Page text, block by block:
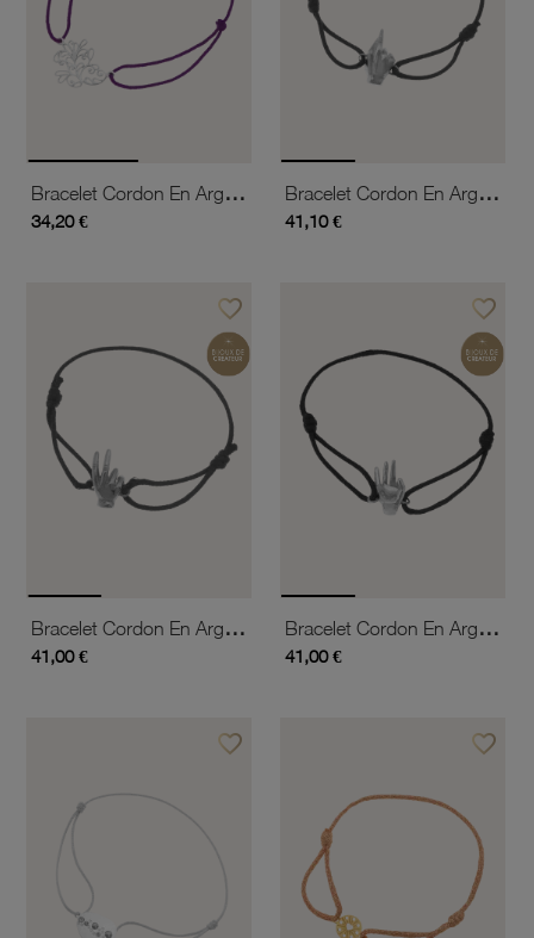
Bracelet Cordon En Argent Rhodié
34,20 €
Bracelet Cordon En Argent Rhodié, Signe De La Chance
41,10 €
favorite_borderAjouter à vos favoris
Bracelet Cordon En Argent Rhodié, Signe De La Provocation Anglaise
41,00 €
favorite_borderAjouter
Bracelet Cordon En Argent Rhodié, Signe Ok
41,00 €
favorite_borderAjouter à vos favoris favorite_borderAjouter